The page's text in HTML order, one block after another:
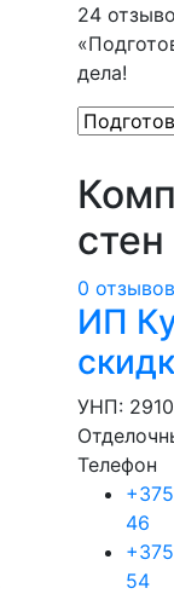
24
дела!
0 отзывов
ИП
УНП:
Телефон
46
54